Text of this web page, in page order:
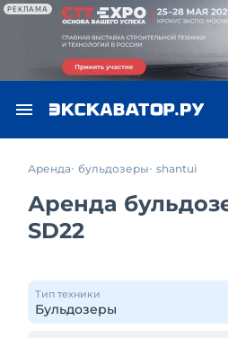
РЕКЛАМА
Аренда бульдозеры shantui
Аренда
SD22
Тип техники